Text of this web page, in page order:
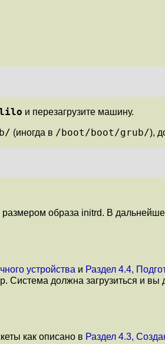
и перезагрузите машину.
(иногда в /boot/boot/grub/),
размером образа initrd. В
устройства и Раздел 4.4,
Система должна загрузиться и
как описано в Раздел 4.3,